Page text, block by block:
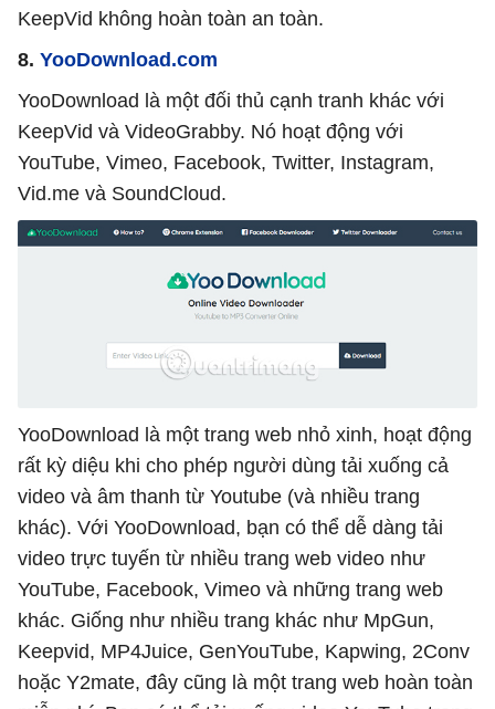
KeepVid không hoàn toàn an toàn.
8. YooDownload.com
YooDownload là một đối thủ cạnh tranh khác với
KeepVid và VideoGrabby. Nó hoạt động với
YouTube, Vimeo, Facebook, Twitter, Instagram,
Vid.me và SoundCloud.
YooDownload là một trang web nhỏ xinh, hoạt động
rất kỳ diệu khi cho phép người dùng tải xuống cả
video và âm thanh từ Youtube (và nhiều trang
khác). Với YooDownload, bạn có thể dễ dàng tải
video trực tuyến từ nhiều trang web video như
YouTube, Facebook, Vimeo và những trang web
khác. Giống như nhiều trang khác như MpGun,
Keepvid, MP4Juice, GenYouTube, Kapwing, 2Conv
hoặc Y2mate, đây cũng là một trang web hoàn toàn